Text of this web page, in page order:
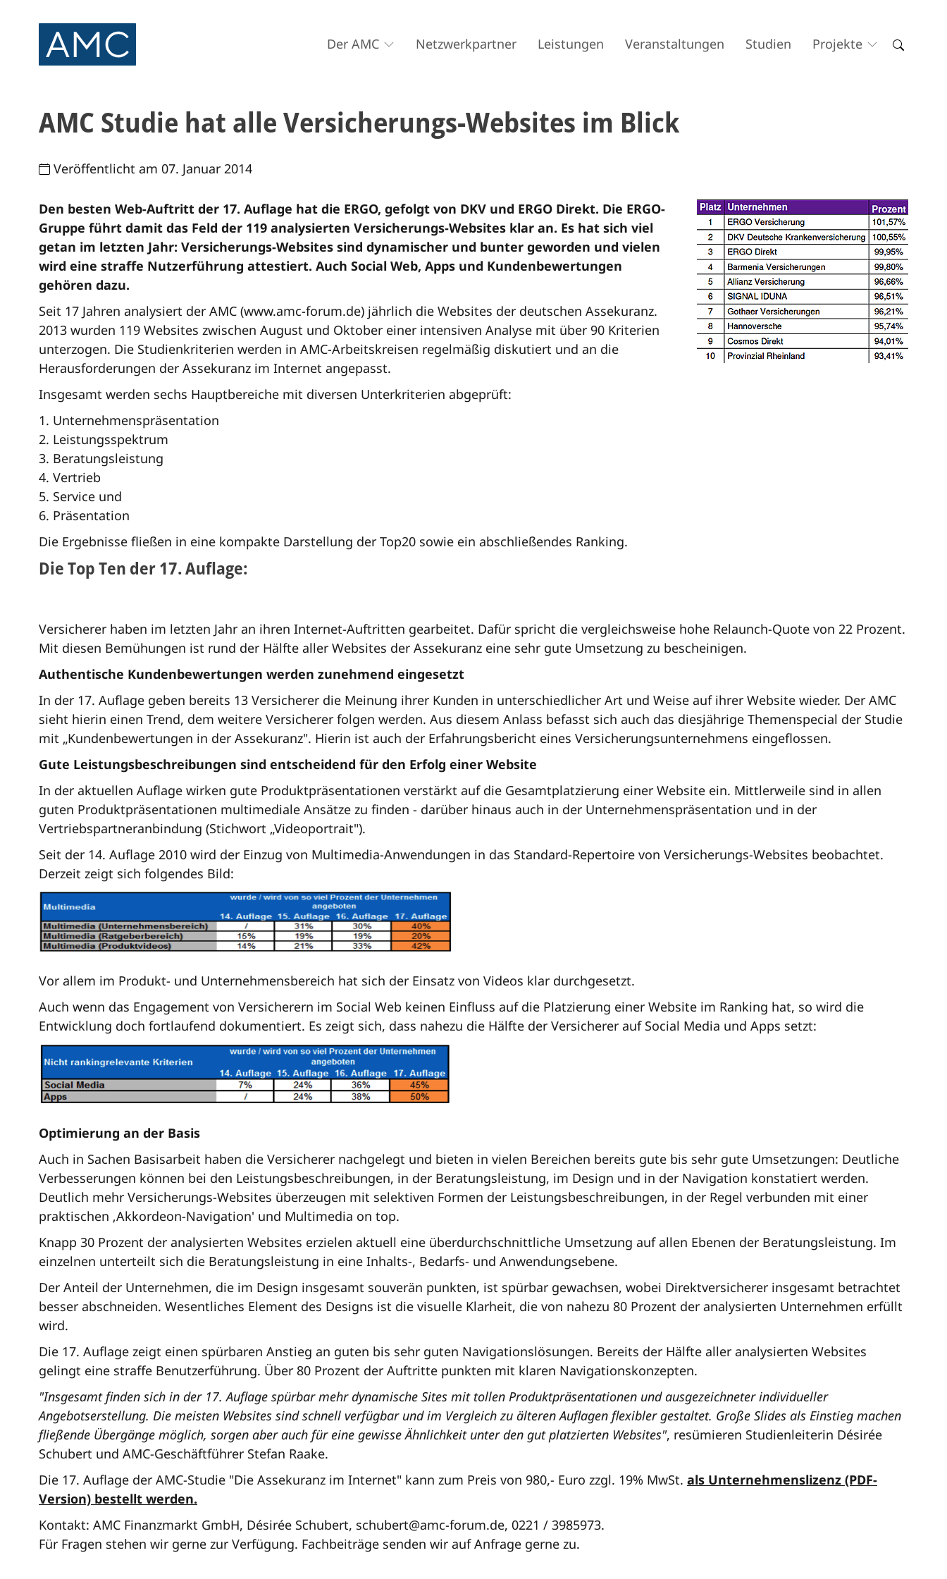
Der AMC Netzwerkpartner Leistungen Veranstaltungen Studien Projekte
AMC Studie hat alle Versicherungs-Websites im Blick
Veröffentlicht am 07. Januar 2014
Den besten Web-Auftritt der 17. Auflage hat die ERGO, gefolgt von DKV und ERGO Direkt. Die ERGO-
Gruppe führt damit das Feld der 119 analysierten Versicherungs-Websites klar an. Es hat sich viel
getan im letzten Jahr: Versicherungs-Websites sind dynamischer und bunter geworden und vielen
wird eine straffe Nutzerführung attestiert. Auch Social Web, Apps und Kundenbewertungen
gehören dazu.
Seit 17 Jahren analysiert der AMC (www.amc-forum.de) jährlich die Websites der deutschen Assekuranz.
2013 wurden 119 Websites zwischen August und Oktober einer intensiven Analyse mit über 90 Kriterien
unterzogen. Die Studienkriterien werden in AMC-Arbeitskreisen regelmäßig diskutiert und an die
Herausforderungen der Assekuranz im Internet angepasst.
Insgesamt werden sechs Hauptbereiche mit diversen Unterkriterien abgeprüft:
Unternehmenspräsentation
Leistungsspektrum
Beratungsleistung
Vertrieb
Service und
Präsentation
Die Ergebnisse fließen in eine kompakte Darstellung der Top20 sowie ein abschließendes Ranking.
Die Top Ten der 17. Auflage:
Versicherer haben im letzten Jahr an ihren Internet-Auftritten gearbeitet. Dafür spricht die vergleichsweise hohe Relaunch-Quote von 22 Prozent.
Mit diesen Bemühungen ist rund der Hälfte aller Websites der Assekuranz eine sehr gute Umsetzung zu bescheinigen.
Authentische Kundenbewertungen werden zunehmend eingesetzt
In der 17. Auflage geben bereits 13 Versicherer die Meinung ihrer Kunden in unterschiedlicher Art und Weise auf ihrer Website wieder. Der AMC
sieht hierin einen Trend, dem weitere Versicherer folgen werden. Aus diesem Anlass befasst sich auch das diesjährige Themenspecial der Studie
mit „Kundenbewertungen in der Assekuranz". Hierin ist auch der Erfahrungsbericht eines Versicherungsunternehmens eingeflossen.
Gute Leistungsbeschreibungen sind entscheidend für den Erfolg einer Website
In der aktuellen Auflage wirken gute Produktpräsentationen verstärkt auf die Gesamtplatzierung einer Website ein. Mittlerweile sind in allen
guten Produktpräsentationen multimediale Ansätze zu finden - darüber hinaus auch in der Unternehmenspräsentation und in der
Vertriebspartneranbindung (Stichwort „Videoportrait").
Seit der 14. Auflage 2010 wird der Einzug von Multimedia-Anwendungen in das Standard-Repertoire von Versicherungs-Websites beobachtet.
Derzeit zeigt sich folgendes Bild:
Vor allem im Produkt- und Unternehmensbereich hat sich der Einsatz von Videos klar durchgesetzt.
Auch wenn das Engagement von Versicherern im Social Web keinen Einfluss auf die Platzierung einer Website im Ranking hat, so wird die
Entwicklung doch fortlaufend dokumentiert. Es zeigt sich, dass nahezu die Hälfte der Versicherer auf Social Media und Apps setzt:
Optimierung an der Basis
Auch in Sachen Basisarbeit haben die Versicherer nachgelegt und bieten in vielen Bereichen bereits gute bis sehr gute Umsetzungen: Deutliche
Verbesserungen können bei den Leistungsbeschreibungen, in der Beratungsleistung, im Design und in der Navigation konstatiert werden.
Deutlich mehr Versicherungs-Websites überzeugen mit selektiven Formen der Leistungsbeschreibungen, in der Regel verbunden mit einer
praktischen ‚Akkordeon-Navigation' und Multimedia on top.
Knapp 30 Prozent der analysierten Websites erzielen aktuell eine überdurchschnittliche Umsetzung auf allen Ebenen der Beratungsleistung. Im
einzelnen unterteilt sich die Beratungsleistung in eine Inhalts-, Bedarfs- und Anwendungsebene.
Der Anteil der Unternehmen, die im Design insgesamt souverän punkten, ist spürbar gewachsen, wobei Direktversicherer insgesamt betrachtet
besser abschneiden. Wesentliches Element des Designs ist die visuelle Klarheit, die von nahezu 80 Prozent der analysierten Unternehmen erfüllt
wird.
Die 17. Auflage zeigt einen spürbaren Anstieg an guten bis sehr guten Navigationslösungen. Bereits der Hälfte aller analysierten Websites
gelingt eine straffe Benutzerführung. Über 80 Prozent der Auftritte punkten mit klaren Navigationskonzepten.
"Insgesamt finden sich in der 17. Auflage spürbar mehr dynamische Sites mit tollen Produktpräsentationen und ausgezeichneter individueller
Angebotserstellung. Die meisten Websites sind schnell verfügbar und im Vergleich zu älteren Auflagen flexibler gestaltet. Große Slides als Einstieg machen
fließende Übergänge möglich, sorgen aber auch für eine gewisse Ähnlichkeit unter den gut platzierten Websites", resümieren Studienleiterin Désirée
Schubert und AMC-Geschäftführer Stefan Raake.
Die 17. Auflage der AMC-Studie "Die Assekuranz im Internet" kann zum Preis von 980,- Euro zzgl. 19% MwSt. als Unternehmenslizenz (PDF-
Version) bestellt werden.
Kontakt: AMC Finanzmarkt GmbH, Désirée Schubert, schubert@amc-forum.de, 0221 / 3985973.
Für Fragen stehen wir gerne zur Verfügung. Fachbeiträge senden wir auf Anfrage gerne zu.